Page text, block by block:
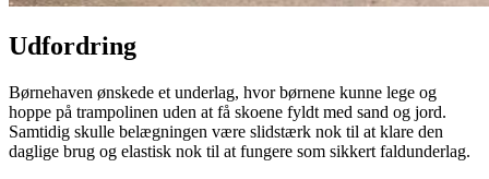
Udfordring
Børnehaven ønskede et underlag, hvor børnene kunne lege og
hoppe på trampolinen uden at få skoene fyldt med sand og jord.
Samtidig skulle belægningen være slidstærk nok til at klare den
daglige brug og elastisk nok til at fungere som sikkert faldunderlag.